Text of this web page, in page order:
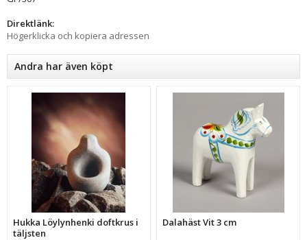
Direktlänk:
Högerklicka och kopiera adressen
Andra har även köpt
Hukka Löylynhenki doftkrus i
täljsten
Dalahäst Vit 3 cm